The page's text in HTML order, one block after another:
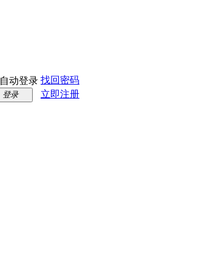
自动登录 找回密码
登录
立即注册